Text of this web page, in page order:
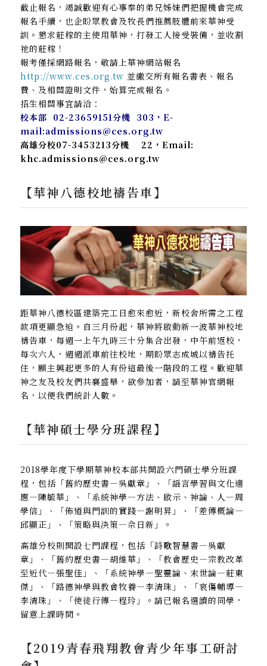
截止報名，竭誠歡迎有心事奉的弟兄姊妹們把握機會完成
報名手續，也企盼眾教會及牧長們推薦肢體前來華神受
訓。懇求莊稼的主使用華神，打發工人接受裝備，並收割
祂的莊稼！
報考僅採網路報名，敬請上華神網站報名
http://www.ces.org.tw 並繳交所有報名書表、報名
費、及相關證明文件，始算完成報名。
招生相關事宜請洽：
校本部 02-23659151分機 303，E-
mail:admissions@ces.org.tw
高雄分校07-3453213分機 22，Email:
khc.admissions@ces.org.tw
【華神八德校地禱告車】
距華神八德校區建築完工日愈來愈近，新校舍所需之工程
款項更顯急迫。自三月份起，華神將啟動新一波華神校地
禱告車，每週一上午九時三十分集合出發，中午前返校，
每次六人，週週派車前往校地，期盼眾志成城以禱告托
住，願主興起更多的人有份這最後一階段的工程。歡迎華
神之友及校友們共襄盛舉，欲參加者，請至華神官網報
名，以便我們統計人數。
【華神碩士學分班課程】
2018學年度下學期華神校本部共開設六門碩士學分班課
程，包括「舊約歷史書—吳獻章」、「語言學習與文化適
應—陳毓華」、「系統神學—方法、啟示、神論、人—周
學信」、「佈道與門訓的實踐—謝明昇」、「差傳概論—
邱顯正」、「策略與決策—佘日新」。
高雄分校則開設七門課程，包括「詩歌智慧書—吳獻
章」、「舊約歷史書—胡維華」、「教會歷史—宗教改革
至近代—張聖佳」、「系統神學—聖靈論、末世論—莊東
傑」、「路德神學與教會牧養—李清珠」、「哀傷輔導—
李清珠」、「使徒行傳—程玲」。請已報名選讀的同學，
留意上課時間。
【2019青春飛翔教會青少年事工研討